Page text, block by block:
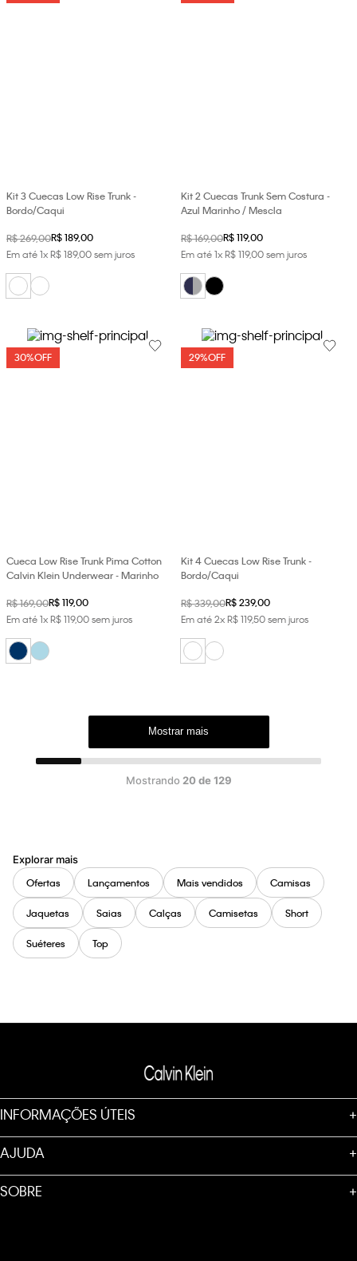
Kit 3 Cuecas Low Rise Trunk -
Bordo/Caqui
R$269,00R$189,00
Em até1xR$189,00sem juros
Kit 2 Cuecas Trunk Sem Costura -
Azul Marinho / Mescla
R$169,00R$119,00
Em até1xR$119,00sem juros
30%OFF
Cueca Low Rise Trunk Pima Cotton
Calvin Klein Underwear - Marinho
R$169,00R$119,00
Em até1xR$119,00sem juros
29%OFF
Kit 4 Cuecas Low Rise Trunk -
Bordo/Caqui
R$339,00R$239,00
Em até2xR$119,50sem juros
Mostrar mais
Mostrando 20 de 129
Explorar mais
Ofertas
Lançamentos Mais vendidos Camisas
Jaquetas Saias Calças Camisetas Short
Suéteres Top
INFORMAÇÕES ÚTEIS +
AJUDA +
SOBRE +